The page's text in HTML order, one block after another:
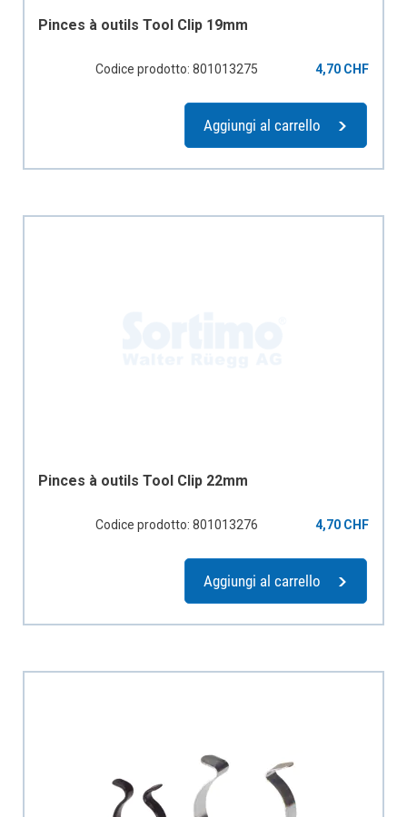
Pinces à outils Tool Clip 19mm
Codice prodotto: 801013275 4,70 CHF
Aggiungi al carrello
Pinces à outils Tool Clip 22mm
Codice prodotto: 801013276 4,70 CHF
Aggiungi al carrello